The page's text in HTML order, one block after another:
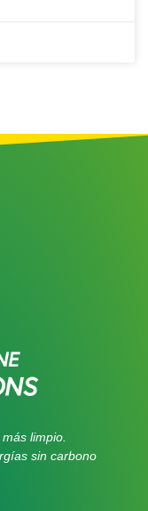
limpio.
sin carbono